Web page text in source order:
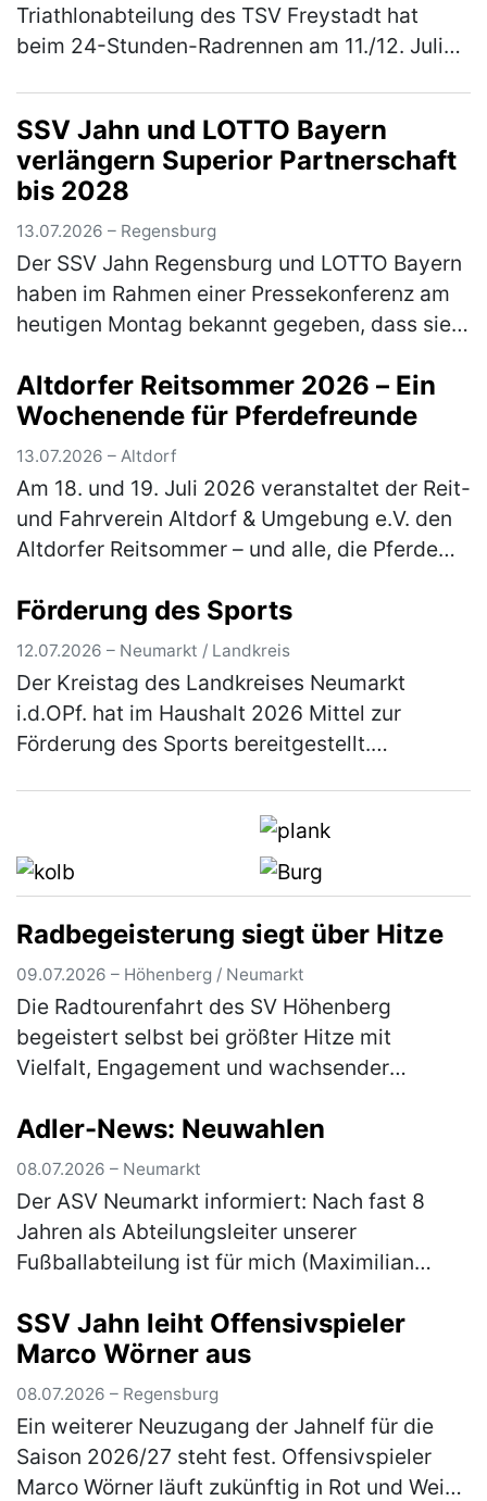
Triathlonabteilung des TSV Freystadt hat
beim 24-Stunden-Radrennen am 11./12. Juli
SSV Jahn und LOTTO Bayern
verlängern Superior Partnerschaft
bis 2028
13.07.2026 – Regensburg
Der SSV Jahn Regensburg und LOTTO Bayern
haben im Rahmen einer Pressekonferenz am
heutigen Montag bekannt gegeben, dass sie
fortsetzen. Die loyale und sehr langjäh…
(mehr)
Altdorfer Reitsommer 2026 – Ein
Wochenende für Pferdefreunde
13.07.2026 – Altdorf
Am 18. und 19. Juli 2026 veranstaltet der Reit-
und Fahrverein Altdorf & Umgebung e.V. den
Altdorfer Reitsommer – und alle, die Pferde
Besucher erleb…(mehr)
Förderung des Sports
12.07.2026 – Neumarkt / Landkreis
Der Kreistag des Landkreises Neumarkt
i.d.OPf. hat im Haushalt 2026 Mittel zur
Förderung des Sports bereitgestellt.
Radbegeisterung siegt über Hitze
09.07.2026 – Höhenberg / Neumarkt
Die Radtourenfahrt des SV Höhenberg
begeistert selbst bei größter Hitze mit
Vielfalt, Engagement und wachsender
SV Höhenberg zog am letzten Juni-
Wochenende … (mehr)
Adler-News: Neuwahlen
08.07.2026 – Neumarkt
Der ASV Neumarkt informiert: Nach fast 8
Jahren als Abteilungsleiter unserer
Fußballabteilung ist für mich (Maximilian
neue Hände zu übergeben. Aus persönlichen
…(mehr)
SSV Jahn leiht Offensivspieler
Marco Wörner aus
08.07.2026 – Regensburg
Ein weiterer Neuzugang der Jahnelf für die
Saison 2026/27 steht fest. Offensivspieler
Marco Wörner läuft zukünftig in Rot und Weiß